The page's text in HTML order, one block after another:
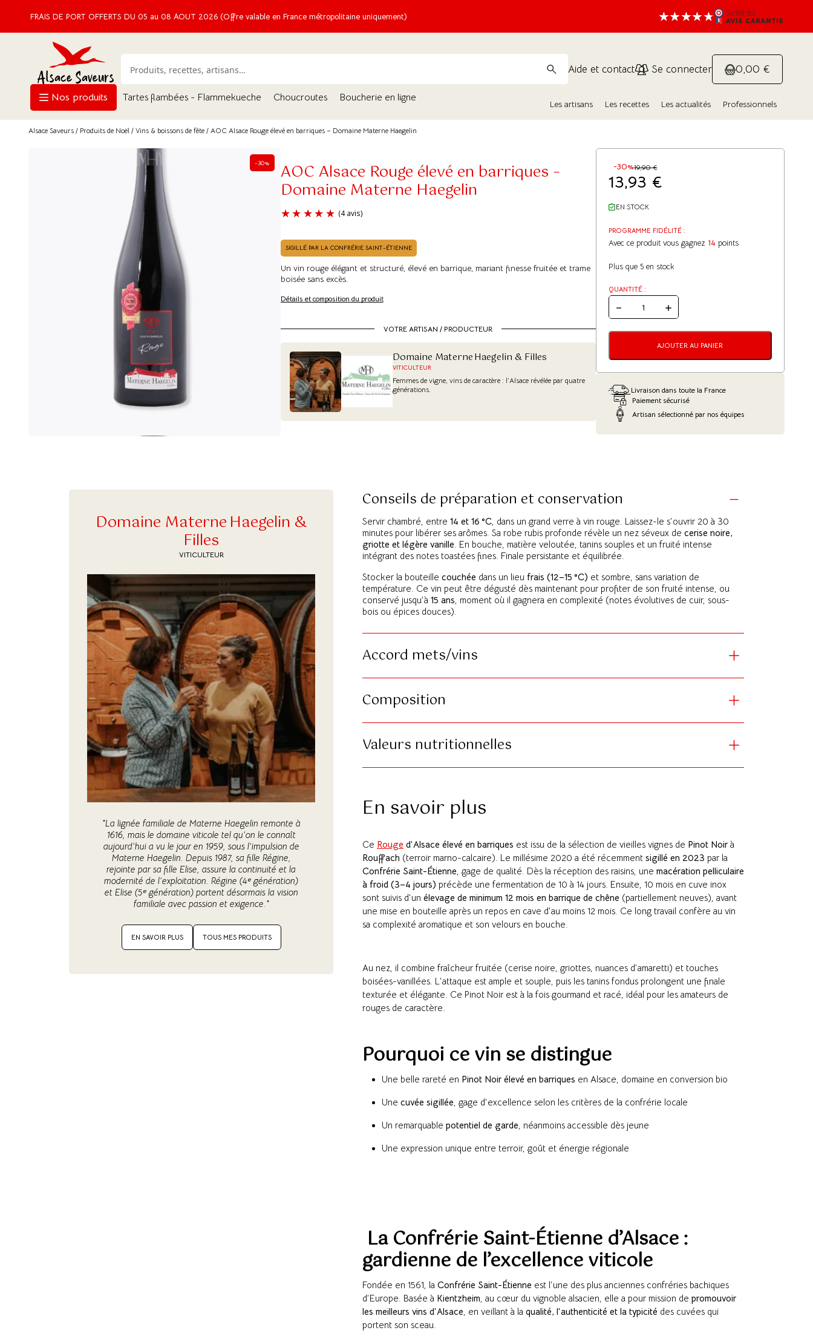
FRAIS DE PORT OFFERTS DU 05 au 08 AOUT 2026 (Offre valable en France métropolitaine uniquement)
Aide et contact Se connecter 0,00 €
Nos produits Tartes flambées - Flammekueche Choucroutes Boucherie en ligne
Les artisans Les recettes Les actualités Professionnels
Alsace Saveurs / Produits de Noël / Vins & boissons de fête / AOC Alsace Rouge élevé en barriques – Domaine Materne Haegelin
-30% AOC Alsace Rouge élevé en barriques –
Domaine Materne Haegelin
(4 avis)
SIGILLÉ PAR LA CONFRÉRIE SAINT-ÉTIENNE
Un vin rouge élégant et structuré, élevé en barrique, mariant finesse fruitée et trame
boisée sans excès.
Détails et composition du produit
VOTRE ARTISAN / PRODUCTEUR
Domaine Materne Haegelin & Filles
VITICULTEUR
Femmes de vigne, vins de caractère : l’Alsace révélée par quatre
générations.
-30%19,90€
13,93 €
EN STOCK
PROGRAMME FIDÉLITÉ :
Avec ce produit vous gagnez 14 points
Plus que 5 en stock
QUANTITÉ :
QUANTITÉ
DE
ALSACE
EN
DOMAINE
MATERNE
HAEGELIN
AJOUTER AU PANIER
Livraison dans toute la France
Paiement sécurisé
Artisan sélectionné par nos équipes
Domaine Materne Haegelin &
Filles
VITICULTEUR
"La lignée familiale de Materne Haegelin remonte à
1616, mais le domaine viticole tel qu’on le connaît
aujourd’hui a vu le jour en 1959, sous l’impulsion de
Materne Haegelin. Depuis 1987, sa fille Régine,
rejointe par sa fille Elise, assure la continuité et la
modernité de l’exploitation. Régine (4ᵉ génération)
et Elise (5ᵉ génération) portent désormais la vision
familiale avec passion et exigence."
EN SAVOIR PLUS TOUS MES PRODUITS
Conseils de préparation et conservation
Servir chambré, entre 14 et 16 °C, dans un grand verre à vin rouge. Laissez-le s’ouvrir 20 à 30
minutes pour libérer ses arômes. Sa robe rubis profonde révèle un nez séveux de cerise noire,
griotte et légère vanille. En bouche, matière veloutée, tanins souples et un fruité intense
intégrant des notes toastées fines. Finale persistante et équilibrée.
Stocker la bouteille couchée dans un lieu frais (12–15 °C) et sombre, sans variation de
température. Ce vin peut être dégusté dès maintenant pour profiter de son fruité intense, ou
conservé jusqu’à 15 ans, moment où il gagnera en complexité (notes évolutives de cuir, sous-
bois ou épices douces).
Accord mets/vins
Composition
Valeurs nutritionnelles
En savoir plus
Ce Rouge d’Alsace élevé en barriques est issu de la sélection de vieilles vignes de Pinot Noir à
Rouffach (terroir marno-calcaire). Le millésime 2020 a été récemment sigillé en 2023 par la
Confrérie Saint-Étienne, gage de qualité. Dès la réception des raisins, une macération pelliculaire
à froid (3–4 jours) précède une fermentation de 10 à 14 jours. Ensuite, 10 mois en cuve inox
sont suivis d’un élevage de minimum 12 mois en barrique de chêne (partiellement neuves), avant
une mise en bouteille après un repos en cave d’au moins 12 mois. Ce long travail confère au vin
sa complexité aromatique et son velours en bouche.
Au nez, il combine fraîcheur fruitée (cerise noire, griottes, nuances d’amaretti) et touches
boisées-vanillées. L’attaque est ample et souple, puis les tanins fondus prolongent une finale
texturée et élégante. Ce Pinot Noir est à la fois gourmand et racé, idéal pour les amateurs de
rouges de caractère.
Pourquoi ce vin se distingue
Une belle rareté en Pinot Noir élevé en barriques en Alsace, domaine en conversion bio
Une cuvée sigillée, gage d’excellence selon les critères de la confrérie locale
Un remarquable potentiel de garde, néanmoins accessible dès jeune
Une expression unique entre terroir, goût et énergie régionale
La Confrérie Saint-Étienne d’Alsace :
gardienne de l’excellence viticole
Fondée en 1561, la Confrérie Saint-Étienne est l’une des plus anciennes confréries bachiques
d’Europe. Basée à Kientzheim, au cœur du vignoble alsacien, elle a pour mission de promouvoir
les meilleurs vins d’Alsace, en veillant à la qualité, l’authenticité et la typicité des cuvées qui
portent son sceau.